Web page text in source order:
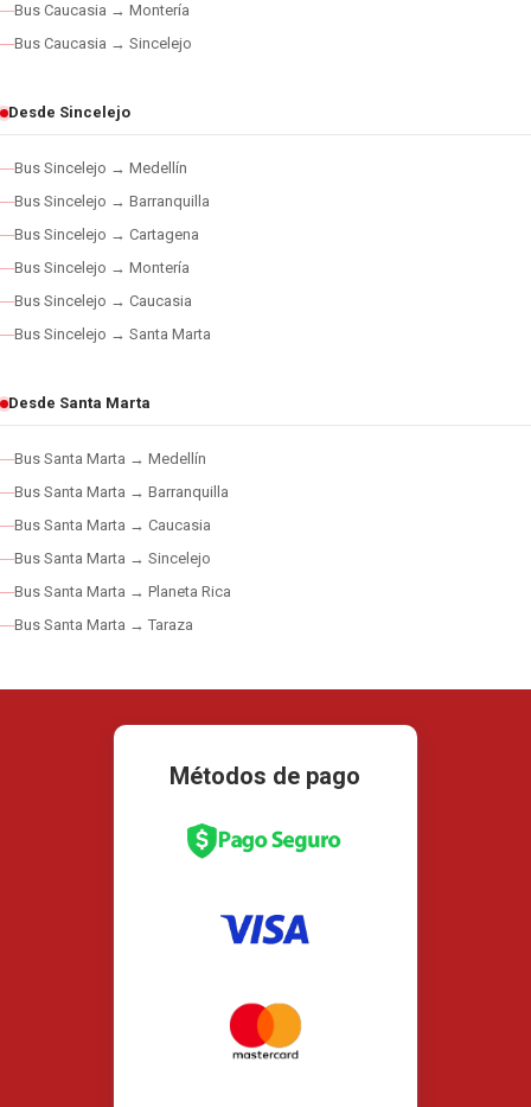
Bus Caucasia → Montería
Bus Caucasia → Sincelejo
Desde Sincelejo
Bus Sincelejo → Medellín
Bus Sincelejo → Barranquilla
Bus Sincelejo → Cartagena
Bus Sincelejo → Montería
Bus Sincelejo → Caucasia
Bus Sincelejo → Santa Marta
Desde Santa Marta
Bus Santa Marta → Medellín
Bus Santa Marta → Barranquilla
Bus Santa Marta → Caucasia
Bus Santa Marta → Sincelejo
Bus Santa Marta → Planeta Rica
Bus Santa Marta → Taraza
Métodos de pago